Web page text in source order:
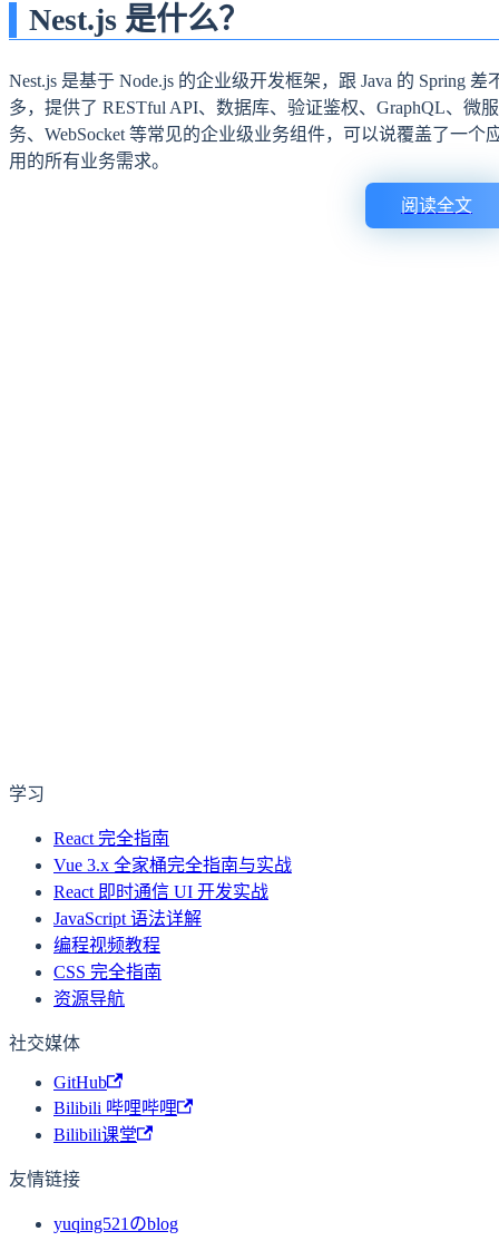
Nest.js 是什么？
Nest.js 是基于 Node.js 的企业级开发框架，跟 Java 的 Spring 差
多，提供了 RESTful API、数据库、验证鉴权、GraphQL、微服
务、WebSocket 等常见的企业级业务组件，可以说覆盖了一个
用的所有业务需求。
阅读全文
学习
React 完全指南
Vue 3.x 全家桶完全指南与实战
React 即时通信 UI 开发实战
JavaScript 语法详解
编程视频教程
CSS 完全指南
资源导航
社交媒体
GitHub
Bilibili 哔哩哔哩
Bilibili课堂
友情链接
yuqing521のblog